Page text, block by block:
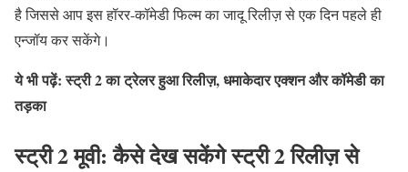
है जिससे आप इस हॉरर-कॉमेडी फिल्म का जादू रिलीज़ से एक दिन पहले ही
एन्जॉय कर सकेंगे।
ये भी पढ़ें: स्ट्री 2 का ट्रेलर हुआ रिलीज़, धमाकेदार एक्शन और कॉमेडी का
तड़का
स्ट्री 2 मूवी: कैसे देख सकेंगे स्ट्री 2 रिलीज़ से